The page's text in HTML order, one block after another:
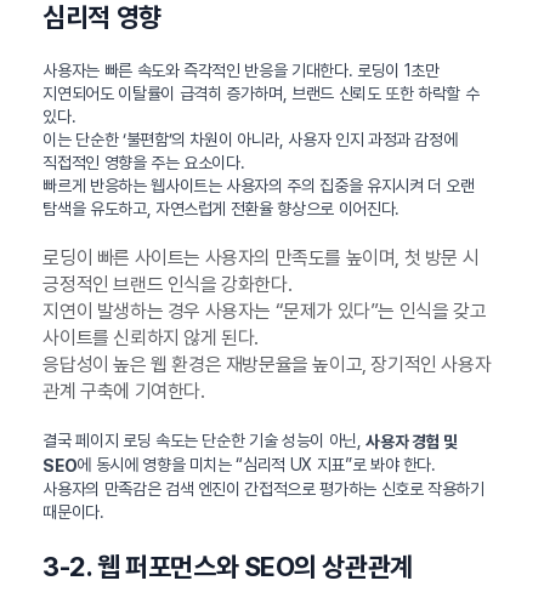
심리적 영향
사용자는 빠른 속도와 즉각적인 반응을 기대한다. 로딩이 1초만
지연되어도 이탈률이 급격히 증가하며, 브랜드 신뢰도 또한 하락할 수
있다.
이는 단순한 ‘불편함’의 차원이 아니라, 사용자 인지 과정과 감정에
직접적인 영향을 주는 요소이다.
빠르게 반응하는 웹사이트는 사용자의 주의 집중을 유지시켜 더 오랜
탐색을 유도하고, 자연스럽게 전환율 향상으로 이어진다.
로딩이 빠른 사이트는 사용자의 만족도를 높이며, 첫 방문 시
긍정적인 브랜드 인식을 강화한다.
지연이 발생하는 경우 사용자는 “문제가 있다”는 인식을 갖고
사이트를 신뢰하지 않게 된다.
응답성이 높은 웹 환경은 재방문율을 높이고, 장기적인 사용자
관계 구축에 기여한다.
결국 페이지 로딩 속도는 단순한 기술 성능이 아닌,사용자 경험 및
SEO에 동시에 영향을 미치는 “심리적 UX 지표”로 봐야 한다.
사용자의 만족감은 검색 엔진이 간접적으로 평가하는 신호로 작용하기
때문이다.
3-2. 웹 퍼포먼스와 SEO의 상관관계